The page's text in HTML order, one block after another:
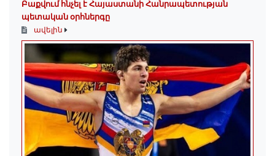
Բաքվում հնչել է Հայաստանի Հանրապետության
պետական օրհներգը
ավելին